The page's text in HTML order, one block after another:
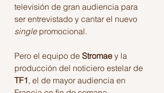
televisión de gran audiencia para
ser entrevistado y cantar el nuevo
single promocional.
Pero el equipo de Stromae y la
producción del noticiero estelar de
TF1, el de mayor audiencia en